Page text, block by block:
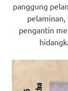
panggung
pelaminan,
pengantin